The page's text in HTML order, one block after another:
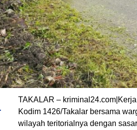
TAKALAR –
Kodim 1426/Takalar bersama
wilayah teritorialnya dengan